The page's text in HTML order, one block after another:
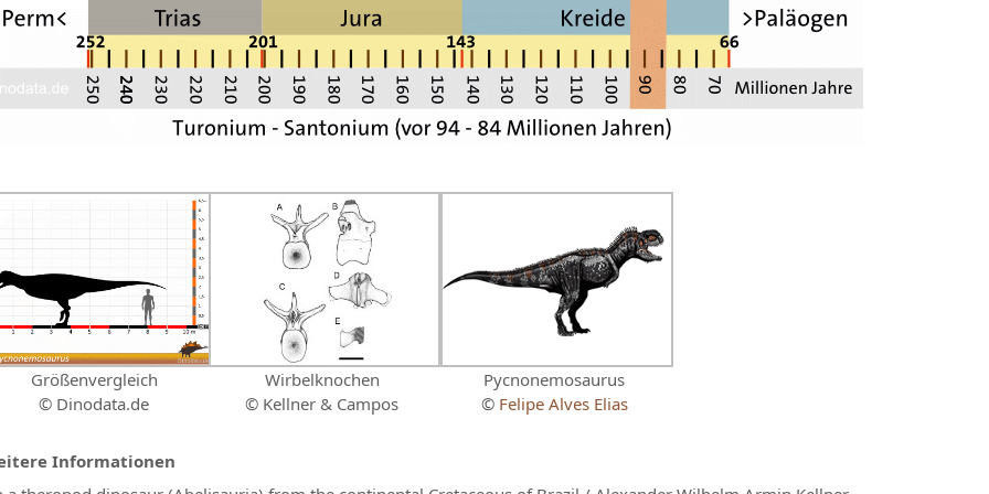
Größenvergleich
© Dinodata.de
Wirbelknochen
© Kellner & Campos
Pycnonemosaurus
© Felipe Alves Elias
Informationen